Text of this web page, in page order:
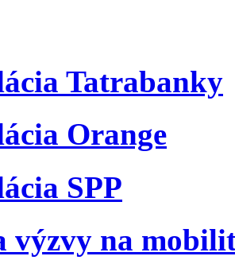
Tatrabanky
Orange
SPP
výzvy na